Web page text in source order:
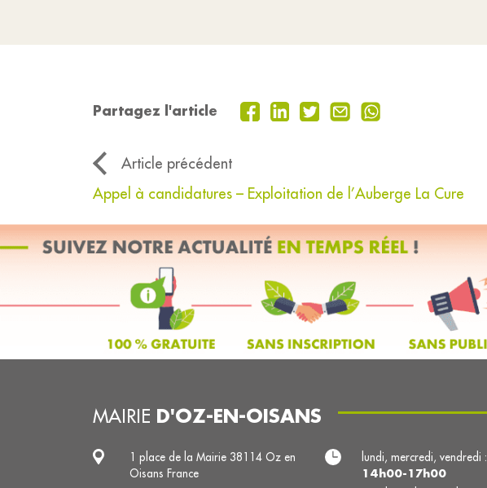
Partagez l'article
Article précédent
Appel à candidatures – Exploitation de l’Auberge La Cure
MAIRIE D'OZ-EN-OISANS
1 place de la Mairie 38114 Oz en
Oisans France
lundi, mercredi, vendredi :
14h00-17h00